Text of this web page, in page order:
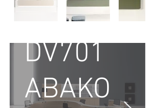
DVO -
DV701
ABAKO